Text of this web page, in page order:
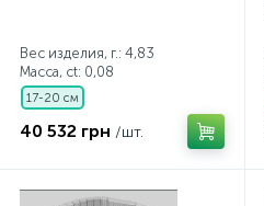
Вес изделия, г.: 4,83
Масса, ct: 0,08
17-20 см
40 532 грн /шт.